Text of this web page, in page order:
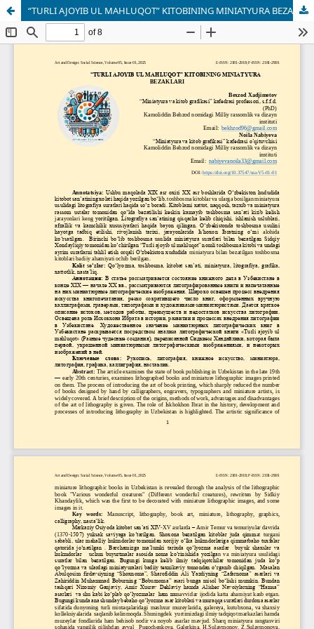
“TURLI AJOYIB UL MAHLUQOT” KITOBINING MINIATYURA BEZAKLARI